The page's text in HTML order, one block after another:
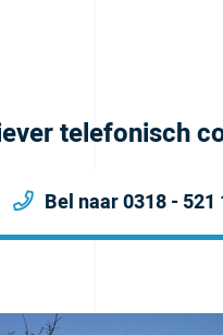
telefonisch
Bel naar 0318 - 521